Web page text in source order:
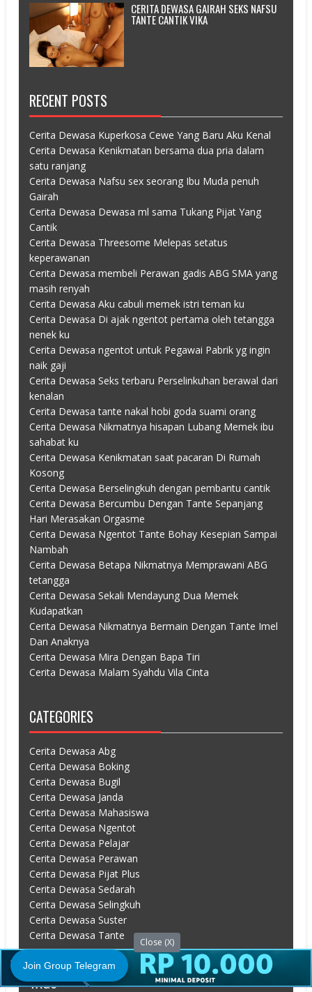
CERITA DEWASA GAIRAH SEKS NAFSU
TANTE CANTIK VIKA
RECENT POSTS
Cerita Dewasa Kuperkosa Cewe Yang Baru Aku Kenal
Cerita Dewasa Kenikmatan bersama dua pria dalam
satu ranjang
Cerita Dewasa Nafsu sex seorang Ibu Muda penuh
Gairah
Cerita Dewasa Dewasa ml sama Tukang Pijat Yang
Cantik
Cerita Dewasa Threesome Melepas setatus
keperawanan
Cerita Dewasa membeli Perawan gadis ABG SMA yang
masih renyah
Cerita Dewasa Aku cabuli memek istri teman ku
Cerita Dewasa Di ajak ngentot pertama oleh tetangga
nenek ku
Cerita Dewasa ngentot untuk Pegawai Pabrik yg ingin
naik gaji
Cerita Dewasa Seks terbaru Perselinkuhan berawal dari
kenalan
Cerita Dewasa tante nakal hobi goda suami orang
Cerita Dewasa Nikmatnya hisapan Lubang Memek ibu
sahabat ku
Cerita Dewasa Kenikmatan saat pacaran Di Rumah
Kosong
Cerita Dewasa Berselingkuh dengan pembantu cantik
Cerita Dewasa Bercumbu Dengan Tante Sepanjang
Hari Merasakan Orgasme
Cerita Dewasa Ngentot Tante Bohay Kesepian Sampai
Nambah
Cerita Dewasa Betapa Nikmatnya Memprawani ABG
tetangga
Cerita Dewasa Sekali Mendayung Dua Memek
Kudapatkan
Cerita Dewasa Nikmatnya Bermain Dengan Tante Imel
Dan Anaknya
Cerita Dewasa Mira Dengan Bapa Tiri
Cerita Dewasa Malam Syahdu Vila Cinta
CATEGORIES
Cerita Dewasa Abg
Cerita Dewasa Boking
Cerita Dewasa Bugil
Cerita Dewasa Janda
Cerita Dewasa Mahasiswa
Cerita Dewasa Ngentot
Cerita Dewasa Pelajar
Cerita Dewasa Perawan
Cerita Dewasa Pijat Plus
Cerita Dewasa Sedarah
Cerita Dewasa Selingkuh
Cerita Dewasa Suster
Cerita Dewasa Tante
TAGS
Close (X)
Join Group Telegram